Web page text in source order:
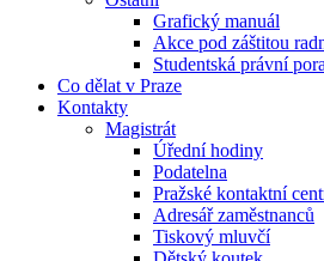
Grafický manuál
Akce pod záštitou
Studentská právní
Co dělat v Praze
Kontakty
Magistrát
Úřední hodiny
Podatelna
Pražské kontaktní
Adresář zaměstnanců
Tiskový mluvčí